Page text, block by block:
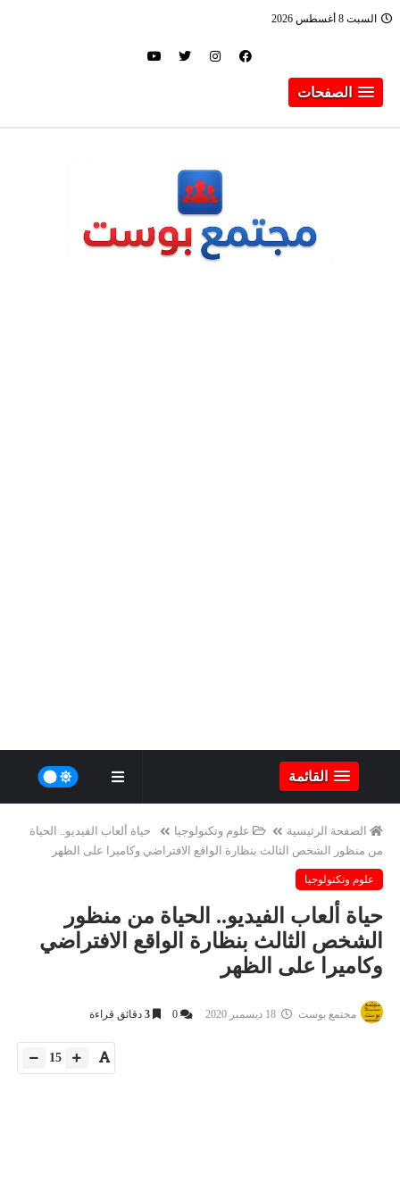
السبت 8 أغسطس 2026
الصفحات
القائمة
الصفحة الرئيسية علوم وتكنولوجيا
حياة ألعاب الفيديو.. الحياة
من منظور الشخص الثالث بنظارة الواقع الافتراضي وكاميرا على الظهر
علوم وتكنولوجيا
حياة ألعاب الفيديو.. الحياة من منظور
الشخص الثالث بنظارة الواقع الافتراضي
وكاميرا على الظهر
مجتمع بوست 0
3 دقائق قراءة
15